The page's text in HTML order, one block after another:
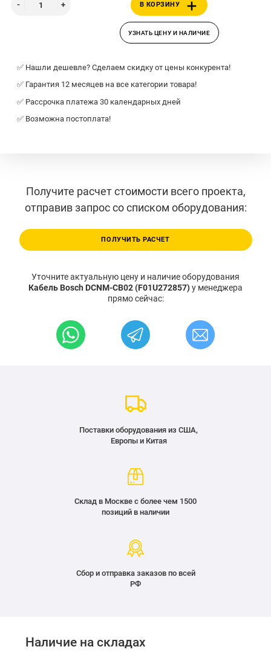
В КОРЗИНУ
УЗНАТЬ ЦЕНУ И НАЛИЧИЕ
✅ Нашли дешевле? Сделаем скидку от цены конкурента!
✅ Гарантия 12 месяцев на все категории товара!
✅ Рассрочка платежа 30 календарных дней
✅ Возможна постоплата!
Получите расчет стоимости всего проекта,
отправив запрос со списком оборудования:
ПОЛУЧИТЬ РАСЧЕТ
Уточните актуальную цену и наличие оборудования
Кабель Bosch DCNM-CB02 (F01U272857)у менеджера
прямо сейчас:
Поставки оборудования из США,
Европы и Китая
Склад в Москве с более чем 1500
позиций в наличии
Сбор и отправка заказов по всей
РФ
Наличие на складах